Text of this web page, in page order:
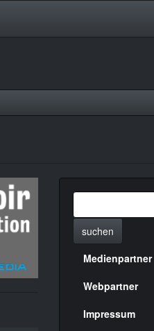
suchen
Menülinks
rechte
Seite
Medienpartner
Webpartner
Impressum